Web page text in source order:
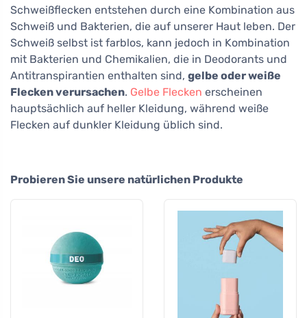
Schweißflecken entstehen durch eine Kombination aus
Schweiß und Bakterien, die auf unserer Haut leben. Der
Schweiß selbst ist farblos, kann jedoch in Kombination
mit Bakterien und Chemikalien, die in Deodorants und
Antitranspirantien enthalten sind, gelbe oder weiße
Flecken verursachen. Gelbe Flecken erscheinen
hauptsächlich auf heller Kleidung, während weiße
Flecken auf dunkler Kleidung üblich sind.
Probieren Sie unsere natürlichen Produkte